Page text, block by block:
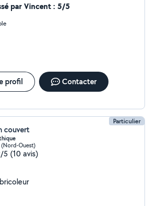
par Vincent : 5/5
profil Contacter
Particulier
couvert
(Nord-Ouest)
5 (10 avis)